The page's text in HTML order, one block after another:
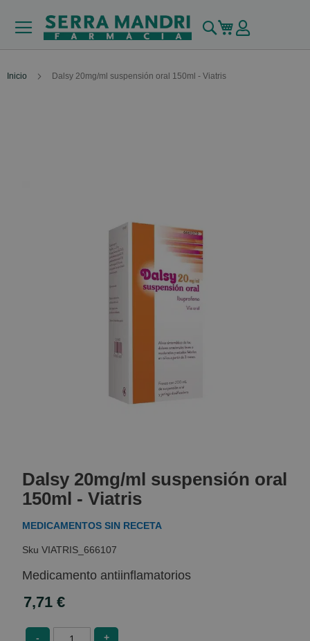
Buscar
Mi carrito
Inicio Dalsy 20mg/ml suspensión oral 150ml - Viatris
the
beginning
of
the
gallery
Dalsy 20mg/ml suspensión oral
150ml - Viatris
MEDICAMENTOS SIN RECETA
VIATRIS_666107
Medicamento antiinflamatorios
7,71 €
- +